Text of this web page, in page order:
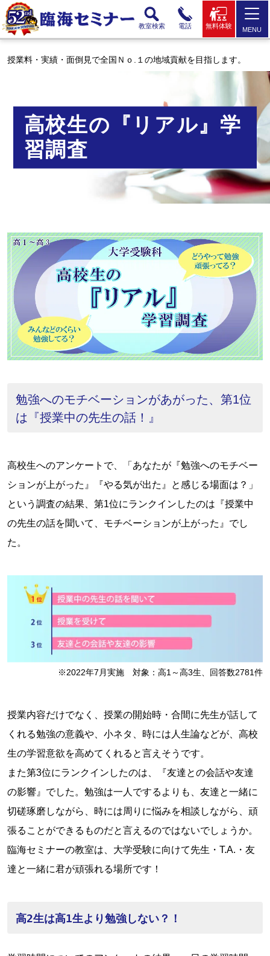
教室検索 電話 無料体験 MENU
授業料・実績・面倒見で全国Ｎｏ.１の地域貢献を目指します。
高校生の『リアル』学
習調査
勉強へのモチベーションがあがった、第1位
は『授業中の先生の話！』
高校生へのアンケートで、「あなたが『勉強へのモチベー
ションが上がった』『やる気が出た』と感じる場面は？」
という調査の結果、第1位にランクインしたのは『授業中
の先生の話を聞いて、モチベーションが上がった』でし
た。
※2022年7月実施 対象：高1～高3生、回答数2781件
授業内容だけでなく、授業の開始時・合間に先生が話して
くれる勉強の意義や、小ネタ、時には人生論などが、高校
生の学習意欲を高めてくれると言えそうです。
また第3位にランクインしたのは、『友達との会話や友達
の影響』でした。勉強は一人でするよりも、友達と一緒に
切磋琢磨しながら、時には周りに悩みを相談しながら、頑
張ることができるものだと言えるのではないでしょうか。
臨海セミナーの教室は、大学受験に向けて先生・T.A.・友
達と一緒に君が頑張れる場所です！
高2生は高1生より勉強しない？！